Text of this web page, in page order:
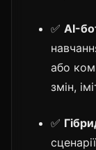
✅ AI-
або
змін,
✅